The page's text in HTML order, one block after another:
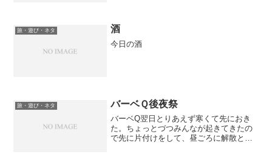
僕は相変わらず法事...
旅・遊び・ネタ 酒
今日の酒
旅・遊び・ネタ バーベＱ後夜祭
バーベQ翌日とりあえず寒くて先におき
た。ちょっとづつみんなが起きてきたの
で先に片付けをして、昼ごろに解散とな